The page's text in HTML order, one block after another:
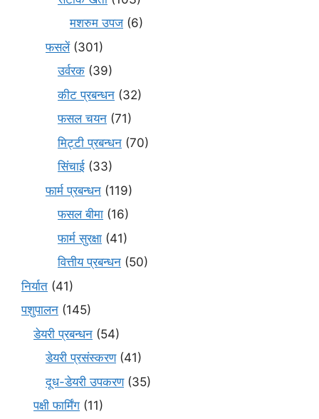
मशरुम उपज (6)
फसलें(301)
उर्वरक (39)
कीट प्रबन्धन (32)
फसल चयन (71)
मि‌ट्टी प्रबन्धन (70)
सिंचाई (33)
फार्म प्रबन्धन (119)
फसल बीमा (16)
फार्म सुरक्षा (41)
वित्तीय प्रबन्धन (50)
निर्यात (41)
पशुपालन (145)
डेयरी प्रबन्धन (54)
डेयरी प्रसंस्करण(41)
दूध-डेयरी उपकरण(35)
पक्षी फार्मिंग (11)